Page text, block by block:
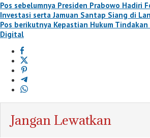
Pos sebelumnya Presiden Prabowo Hadiri
Investasi serta Jamuan Santap Siang di
Pos berikutnya Kepastian Hukum
Digital
Jangan Lewatkan